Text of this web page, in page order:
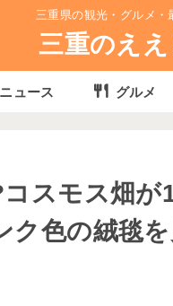
三重県の観光・グルメ・
三重のええ
ニュース グルメ
スモス畑が
ク色の絨毯